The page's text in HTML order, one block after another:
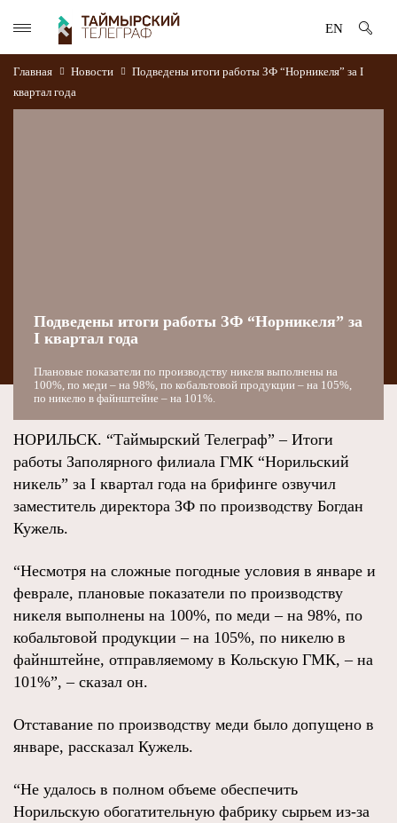
EN
Главная Новости
Подведены итоги работы ЗФ “Норникеля” за I
квартал года
Подведены итоги работы ЗФ “Норникеля” за
I квартал года
Плановые показатели по производству никеля выполнены на
100%, по меди – на 98%, по кобальтовой продукции – на 105%,
по никелю в файнштейне – на 101%.
НОРИЛЬСК. “Таймырский Телеграф” – Итоги
работы Заполярного филиала ГМК “Норильский
никель” за I квартал года на брифинге озвучил
заместитель директора ЗФ по производству Богдан
Кужель.
“Несмотря на сложные погодные условия в январе и
феврале, плановые показатели по производству
никеля выполнены на 100%, по меди – на 98%, по
кобальтовой продукции – на 105%, по никелю в
файнштейне, отправляемому в Кольскую ГМК, – на
101%”, – сказал он.
Отставание по производству меди было допущено в
январе, рассказал Кужель.
“Не удалось в полном объеме обеспечить
Норильскую обогатительную фабрику сырьем из-за